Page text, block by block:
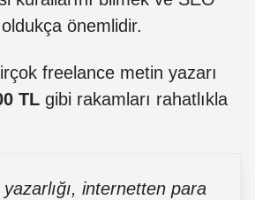
önemlidir.
freelance metin yazarı
TL gibi rakamları rahatlıkla
internetten para